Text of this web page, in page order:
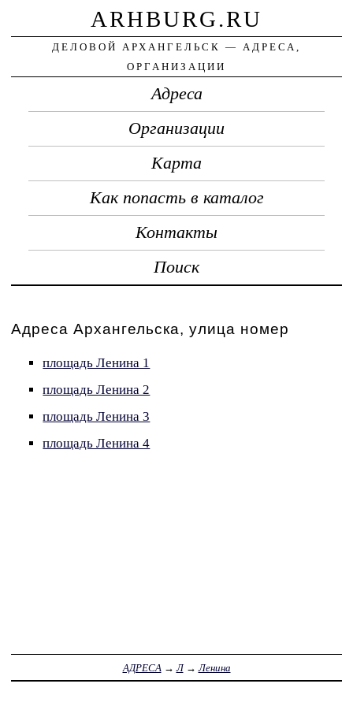
ARHBURG.RU
ДЕЛОВОЙ АРХАНГЕЛЬСК — АДРЕСА,
ОРГАНИЗАЦИИ
Адреса
Организации
Карта
Как попасть в каталог
Контакты
Поиск
Адреса Архангельска, улица номер
площадь Ленина 1
площадь Ленина 2
площадь Ленина 3
площадь Ленина 4
АДРЕСА →Л→Ленина